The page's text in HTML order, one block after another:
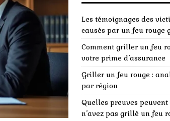
Les témoignages des
causés par un feu rouge
Comment griller un feu
votre prime d’assurance
Griller un feu rouge :
par région
Quelles preuves
n’avez pas grillé un feu